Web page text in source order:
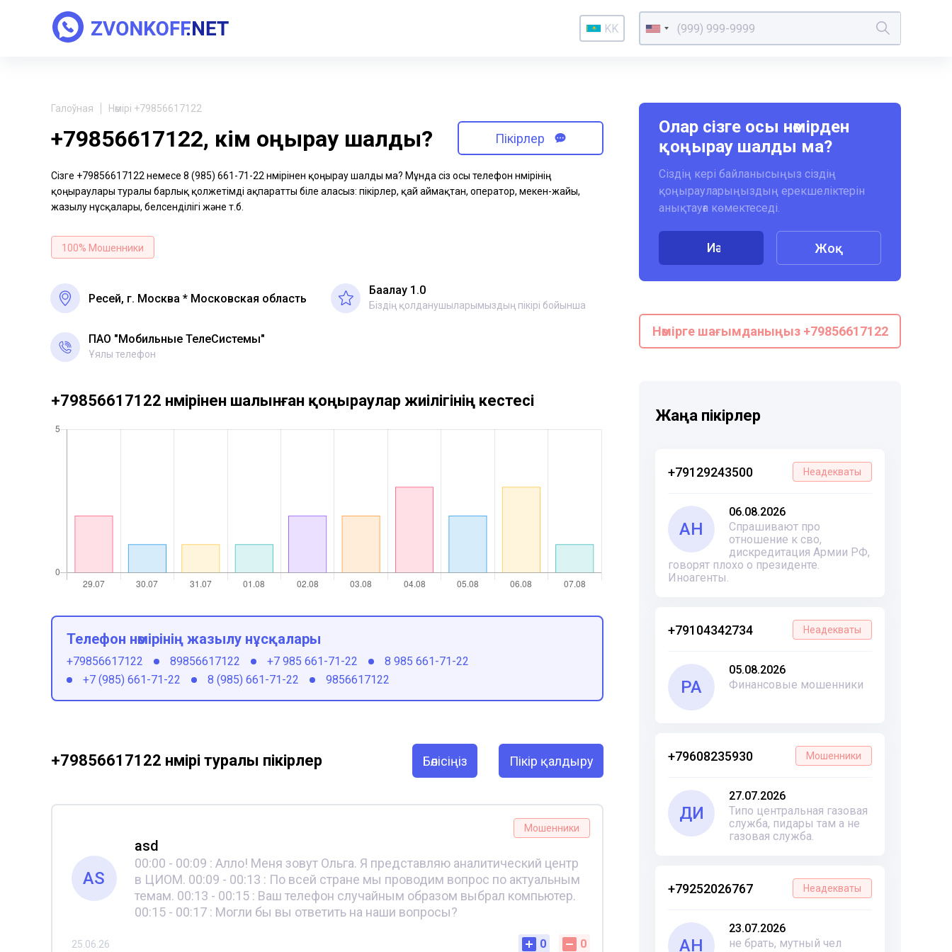
KK
Галоўная Нөмірі +79856617122
+79856617122, кім қоңырау шалды? Пікірлер
Сізге +79856617122 немесе 8 (985) 661-71-22 нөмірінен қоңырау шалды ма? Мұнда сіз осы телефон нөмірінің
қоңыраулары туралы барлық қолжетімді ақпаратты біле аласыз: пікірлер, қай аймақтан, оператор, мекен-жайы,
жазылу нұсқалары, белсенділігі және т.б.
100% Мошенники
Ресей, г. Москва * Московская область
Бағалау 1.0
Біздің қолданушыларымыздың пікірі бойынша
ПАО "Мобильные ТелеСистемы"
Ұялы телефон
Олар сізге осы нөмірден
қоңырау шалды ма?
Сіздің кері байланысыңыз сіздің
қоңырауларыңыздың ерекшеліктерін
анықтауға көмектеседі.
Иә Жоқ
Нөмірге шағымданыңыз +79856617122
Жаңа пікірлер
+79129243500 Неадекваты
АН
06.08.2026
Спрашивают про
отношение к сво,
дискредитация Армии РФ,
говорят плохо о президенте.
Иноагенты.
+79104342734 Неадекваты
РА
05.08.2026
Финансовые мошенники
+79608235930 Мошенники
ДИ
27.07.2026
Типо центральная газовая
служба, пидары там а не
газовая служба.
+79252026767 Неадекваты
АН
23.07.2026
не брать, мутный чел
+79856617122 нөмірінен шалынған қоңыраулар жиілігінің кестесі
Телефон нөмірінің жазылу нұсқалары
+79856617122 89856617122 +7 985 661-71-22
8 985 661-71-22
+7 (985) 661-71-22
8 (985) 661-71-22 9856617122
+79856617122 нөмірі туралы пікірлер Бөлісіңіз Пікір қалдыру
Мошенники
AS
asd
00:00 - 00:09 : Алло! Меня зовут Ольга. Я представляю аналитический центр
в ЦИОМ. 00:09 - 00:13 : По всей стране мы проводим вопрос по актуальным
темам. 00:13 - 00:15 : Ваш телефон случайным образом выбрал компьютер.
00:15 - 00:17 : Могли бы вы ответить на наши вопросы?
25.06.26 0 0